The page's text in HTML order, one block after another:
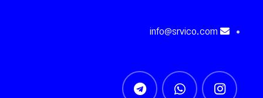
info@srvico.com